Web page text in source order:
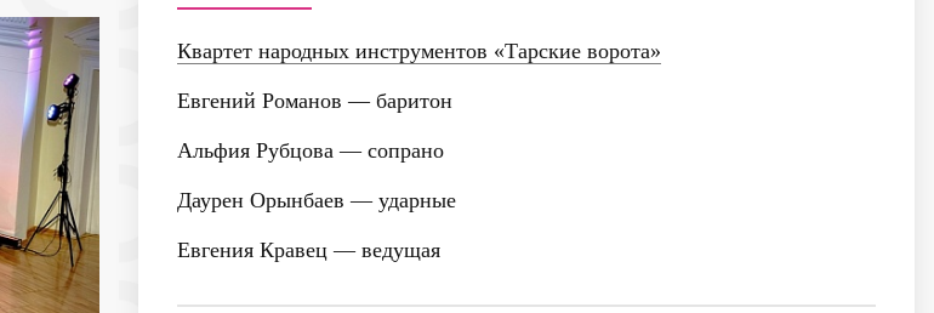
Квартет народных инструментов «Тарские ворота»
Евгений Романов — баритон
Альфия Рубцова — сопрано
Даурен Орынбаев — ударные
Евгения Кравец — ведущая